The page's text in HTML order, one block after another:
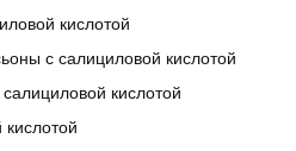
кислотой
с салициловой кислотой
кислотой